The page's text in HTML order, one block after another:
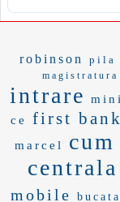
robinson pila
magistratura
intrare
ce
first bank
marcel
centrala
mobile